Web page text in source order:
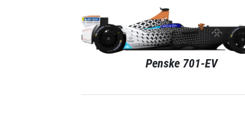
Penske 701-EV